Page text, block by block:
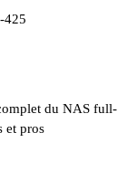
425
du NAS full-
et pros